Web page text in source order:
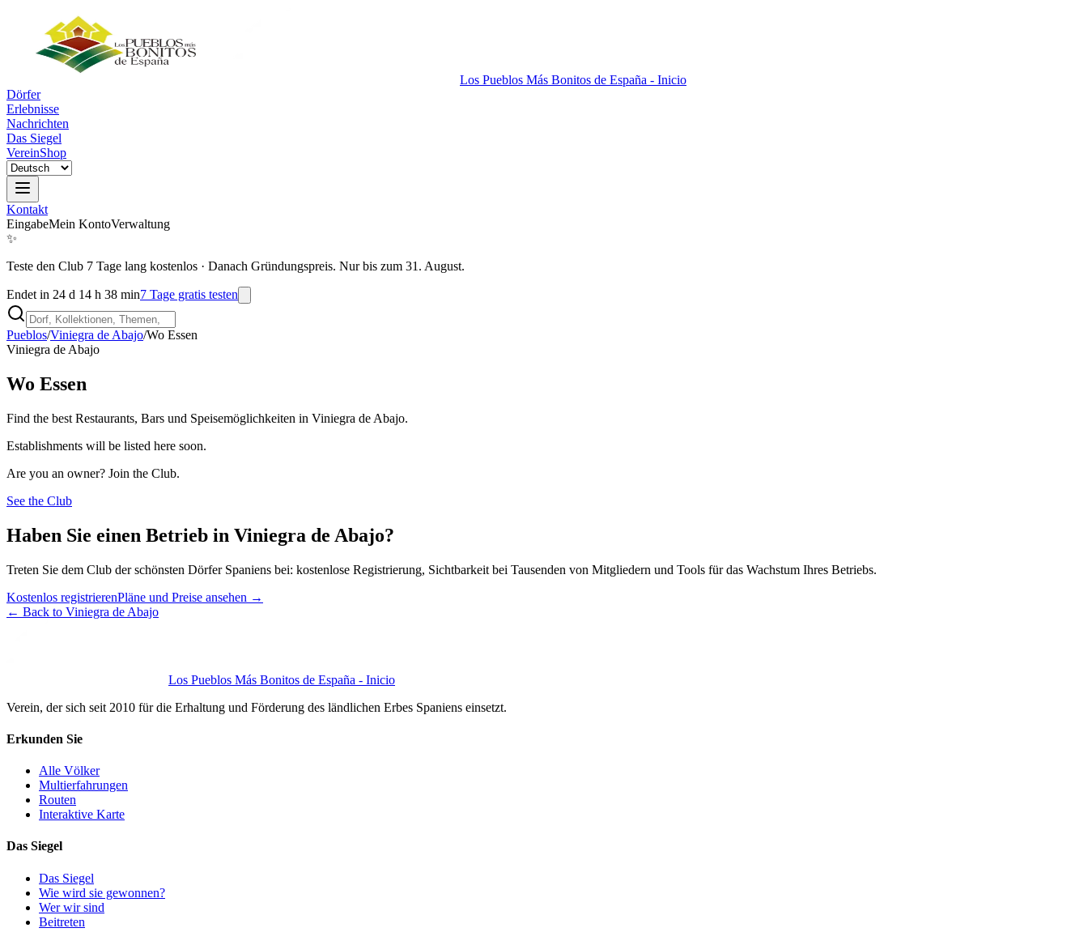
Los Pueblos Más Bonitos de España - Inicio
Dörfer
Erlebnisse
Nachrichten
Das Siegel
VereinShop
Kontakt
EingabeMein KontoVerwaltung
✨
Teste den Club 7 Tage lang kostenlos · Danach Gründungspreis. Nur bis zum 31. August.
Endet in 24 d 14 h 38 min7 Tage gratis testen
Pueblos/Viniegra de Abajo/Wo Essen
Viniegra de Abajo
Wo Essen
Find the best Restaurants, Bars und Speisemöglichkeiten in Viniegra de Abajo.
Establishments will be listed here soon.
Are you an owner? Join the Club.
See the Club
Haben Sie einen Betrieb in Viniegra de Abajo?
Treten Sie dem Club der schönsten Dörfer Spaniens bei: kostenlose Registrierung, Sichtbarkeit bei Tausenden von Mitgliedern und Tools für das Wachstum Ihres Betriebs.
Kostenlos registrierenPläne und Preise ansehen →
← Back to Viniegra de Abajo
Los Pueblos Más Bonitos de España - Inicio
Verein, der sich seit 2010 für die Erhaltung und Förderung des ländlichen Erbes Spaniens einsetzt.
Erkunden Sie
Alle Völker
Multierfahrungen
Routen
Interaktive Karte
Das Siegel
Das Siegel
Wie wird sie gewonnen?
Wer wir sind
Beitreten